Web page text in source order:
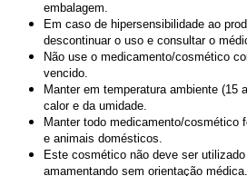
embalagem.
Em caso de hipersensibilidade ao
descontinuar o uso e consultar o
Não use o medicamento/cosmético
vencido.
Manter em temperatura ambiente (15
calor e da umidade.
Manter todo medicamento/cosmético
e animais domésticos.
Este cosmético não deve ser
amamentando sem orientação médica.